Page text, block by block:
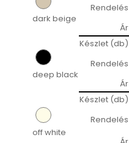
dark beige
Rendelés
Ár
deep black
Készlet (db)
Rendelés
Ár
off white
Készlet (db)
Rendelés